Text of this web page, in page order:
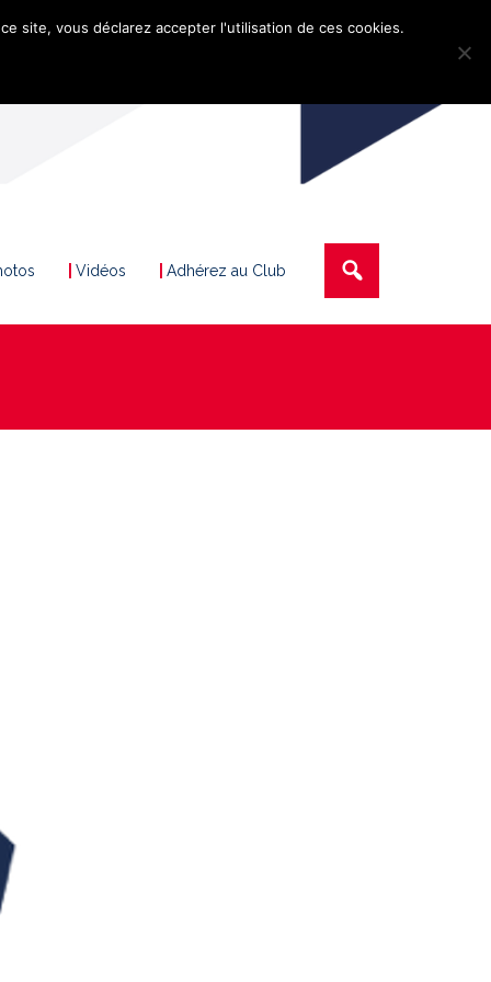
Vidéos Adhérez au Club
site, vous déclarez accepter l'utilisation de ces cookies.